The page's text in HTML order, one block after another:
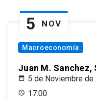
5 NOV
Macroeconomía
Juan M. Sanchez,
5 de Noviembre de
17:00